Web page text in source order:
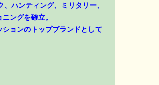
ハンティング、ミリタリー、
ングを確立。
ョンのトップブランドとして